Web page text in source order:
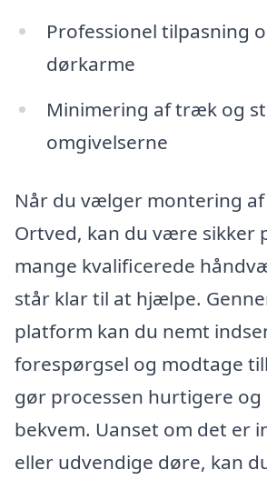
Professionel tilpasning
dørkarme
Minimering af træk og
omgivelserne
Når du vælger montering
Ortved, kan du være sikker
mange kvalificerede
står klar til at hjælpe.
platform kan du nemt
forespørgsel og modtage
gør processen hurtigere og
bekvem. Uanset om det er
eller udvendige døre, kan